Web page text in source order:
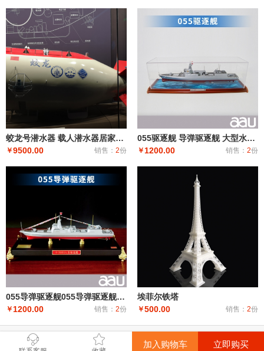
蛟龙号潜水器 载人潜水器居家办公摆件纪念品收藏礼品赠送
￥9500.00 销售： 2份
055驱逐舰 导弹驱逐舰 大型水面舰艇 军事海军舰艇航模纪念摆件展览收藏品送
￥1200.00 销售： 2份
055导弹驱逐舰055导弹驱逐舰 中型水面舰艇 军事海军舰艇模型 工艺船航模纪念摆件展览收藏品送
￥ 1200.00 销售： 2份
埃菲尔铁塔
￥500.00 销售： 2份
加入购物车 立即购买